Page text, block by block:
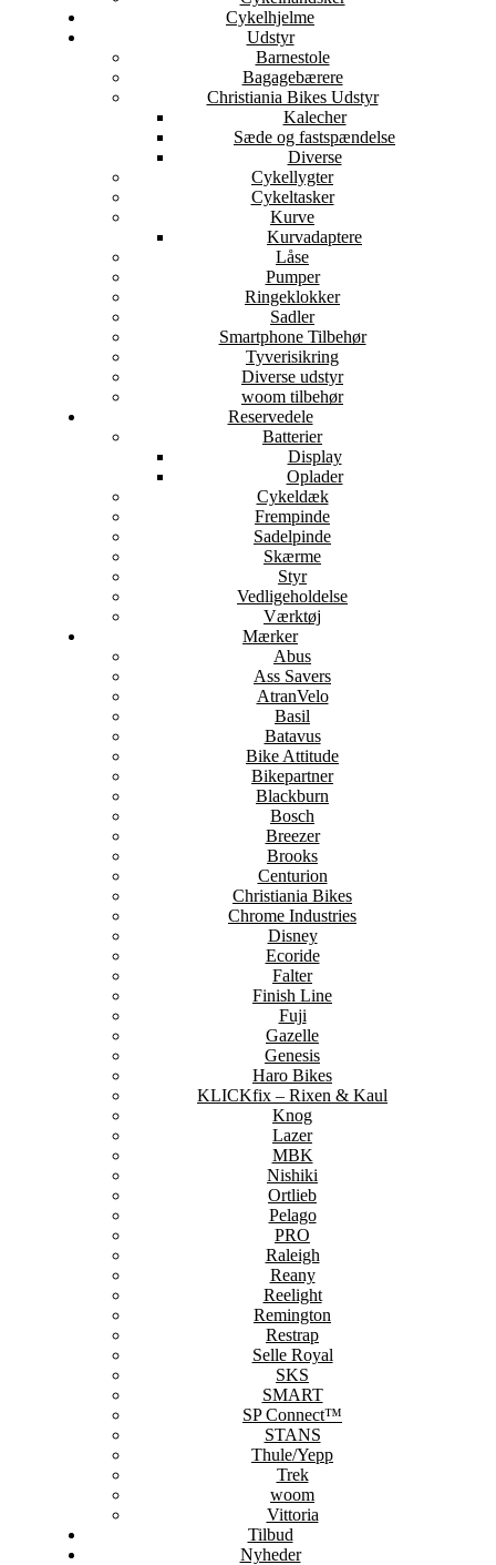
Cykelhjelme
Udstyr
Barnestole
Bagagebærere
Christiania Bikes Udstyr
Kalecher
Sæde og fastspændelse
Diverse
Cykellygter
Cykeltasker
Kurve
Kurvadaptere
Låse
Pumper
Ringeklokker
Sadler
Smartphone Tilbehør
Tyverisikring
Diverse udstyr
woom tilbehør
Reservedele
Batterier
Display
Oplader
Cykeldæk
Frempinde
Sadelpinde
Skærme
Styr
Vedligeholdelse
Værktøj
Mærker
Abus
Ass Savers
AtranVelo
Basil
Batavus
Bike Attitude
Bikepartner
Blackburn
Bosch
Breezer
Brooks
Centurion
Christiania Bikes
Chrome Industries
Disney
Ecoride
Falter
Finish Line
Fuji
Gazelle
Genesis
Haro Bikes
KLICKfix – Rixen & Kaul
Knog
Lazer
MBK
Nishiki
Ortlieb
Pelago
PRO
Raleigh
Reany
Reelight
Remington
Restrap
Selle Royal
SKS
SMART
SP Connect™
STANS
Thule/Yepp
Trek
woom
Vittoria
Tilbud
Nyheder